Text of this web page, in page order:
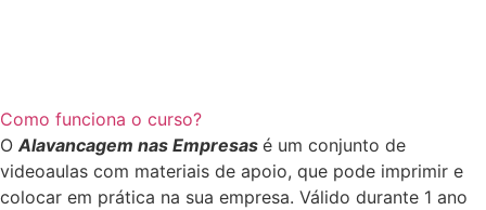
Como funciona o curso?
OAlavancagem nas Empresas é um conjunto de
videoaulas com materiais de apoio, que pode imprimir e
colocar em prática na sua empresa. Válido durante 1 ano